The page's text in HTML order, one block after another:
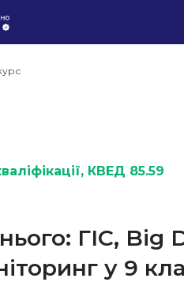
, КВЕД 85.59
ГІС, Big
у 9